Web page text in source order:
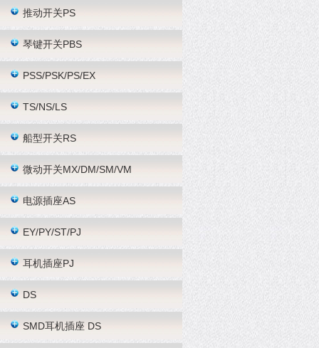
推动开关PS
琴键开关PBS
PSS/PSK/PS/EX
TS/NS/LS
船型开关RS
微动开关MX/DM/SM/VM
电源插座AS
EY/PY/ST/PJ
耳机插座PJ
DS
SMD耳机插座 DS